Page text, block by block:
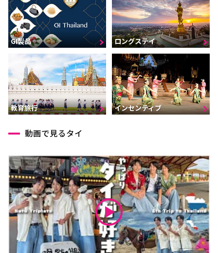
GI製品 ロングステイ
教育旅行 インセンティブ
動画で見るタイ